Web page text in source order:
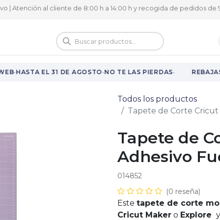
| Atención al cliente de 8:00 h a 14:00 h y recogida de pedidos de
Vuelta al cole
·HASTA EL 31 DE AGOSTO·NO TE LAS PIERDAS·
Todos los productos
Tapete de Corte
Tapete de
Adhesivo
014852
(0 reseña)
Este tapete de corte
Cricut Maker o Explore